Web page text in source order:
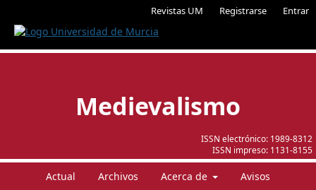
Revistas UM Registrarse Entrar
ISSN electrónico: 1989-8312
ISSN impreso: 1131-8155
Medievalismo
Actual Archivos Acerca de Avisos